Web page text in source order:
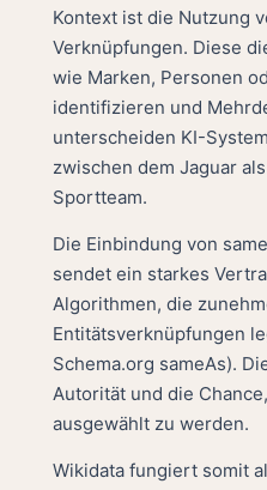
Kontext ist die Nutzung
Verknüpfungen. Diese
wie Marken, Personen
identifizieren und
unterscheiden KI-
zwischen dem Jaguar
Sportteam.
Die Einbindung von
sendet ein starkes
Algorithmen, die
Entitätsverknüpfungen
Schema.org sameAs).
Autorität und die
ausgewählt zu werden.
Wikidata fungiert somit